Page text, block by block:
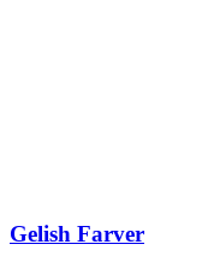
Gelish Farver